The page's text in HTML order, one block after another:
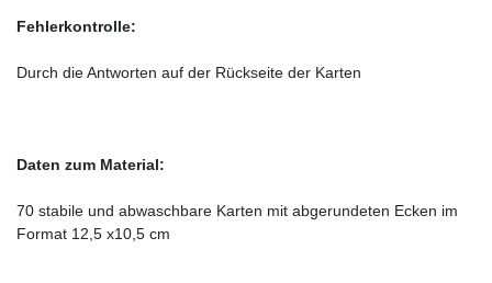
Fehlerkontrolle:
Durch die Antworten auf der Rückseite der Karten
Daten zum Material:
70 stabile und abwaschbare Karten mit abgerundeten Ecken im
Format 12,5 x10,5 cm